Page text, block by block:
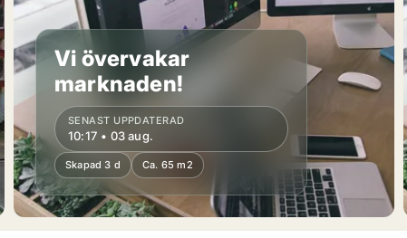
Vi övervakar
marknaden!
SENAST UPPDATERAD
10:17 • 03 aug.
Skapad 3 d Ca. 65 m2